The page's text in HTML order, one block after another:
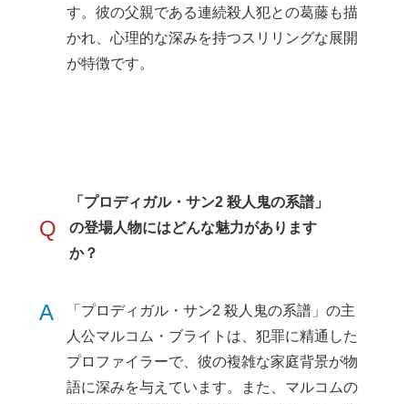
す。彼の父親である連続殺人犯との葛藤も描
かれ、心理的な深みを持つスリリングな展開
が特徴です。
Q
「プロディガル・サン2 殺人鬼の系譜」
の登場人物にはどんな魅力があります
か？
A
「プロディガル・サン2 殺人鬼の系譜」の主
人公マルコム・ブライトは、犯罪に精通した
プロファイラーで、彼の複雑な家庭背景が物
語に深みを与えています。また、マルコムの